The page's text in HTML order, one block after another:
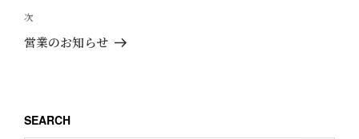
ビ
ゲ
ン
投
稿
次
の
次
営業のお知らせ
SEARCH